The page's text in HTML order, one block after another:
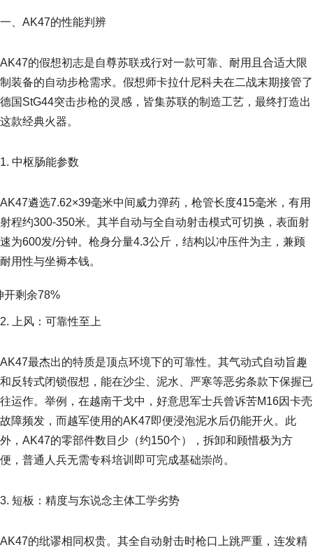
一、AK47的性能判辨
AK47的假想初志是自尊苏联戎行对一款可靠、耐用且合适大限
制装备的自动步枪需求。假想师卡拉什尼科夫在二战末期接管了
德国StG44突击步枪的灵感，皆集苏联的制造工艺，最终打造出
这款经典火器。
1. 中枢肠能参数
AK47遴选7.62×39毫米中间威力弹药，枪管长度415毫米，有用
射程约300-350米。其半自动与全自动射击模式可切换，表面射
速为600发/分钟。枪身分量4.3公斤，结构以冲压件为主，兼顾
耐用性与坐褥本钱。
开剩余78%
2. 上风：可靠性至上
AK47最杰出的特质是顶点环境下的可靠性。其气动式自动旨趣
和反转式闭锁假想，能在沙尘、泥水、严寒等恶劣条款下保握已
往运作。举例，在越南干戈中，好意思军士兵曾诉苦M16因卡壳
故障频发，而越军使用的AK47即便浸泡泥水后仍能开火。此
外，AK47的零部件数目少（约150个），拆卸和顾惜极为方
便，普通人兵无需专科培训即可完成基础崇尚。
3. 短板：精度与东说念主体工学劣势
AK47的纰谬相同权贵。其全自动射击时枪口上跳严重，连发精